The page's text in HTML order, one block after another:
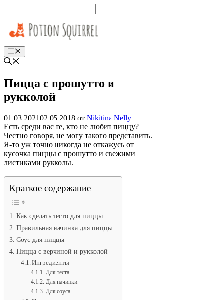
к
содержимому
Меню
Пицца с прошутто и
рукколой
01.03.202102.05.2018 от Nikitina Nelly
Есть среди вас те, кто не любит пиццу?
Честно говоря, не могу такого представить.
Я-то уж точно никогда не откажусь от
кусочка пиццы с прошутто и свежими
листиками рукколы.
Краткое содержание
Как сделать тесто для пиццы
Правильная начинка для пиццы
Соус для пиццы
Пицца с верчиной и рукколой
Ингредиенты
Для теста
Для начинки
Для соуса